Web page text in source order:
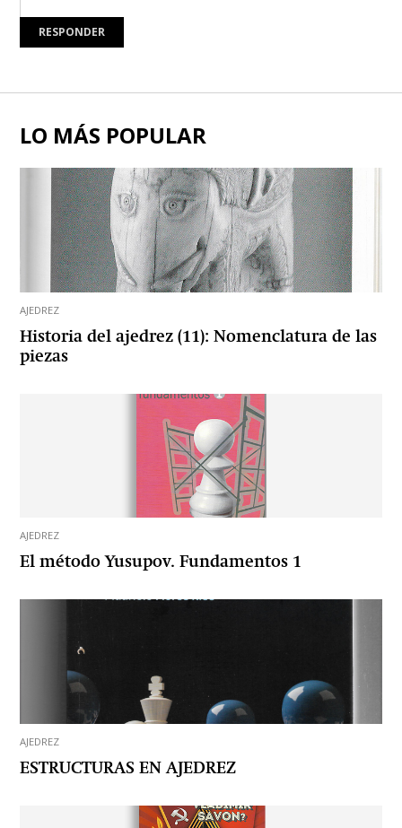
RESPONDER
LO MÁS POPULAR
AJEDREZ
Historia del ajedrez (11): Nomenclatura de las
piezas
AJEDREZ
El método Yusupov. Fundamentos 1
AJEDREZ
ESTRUCTURAS EN AJEDREZ